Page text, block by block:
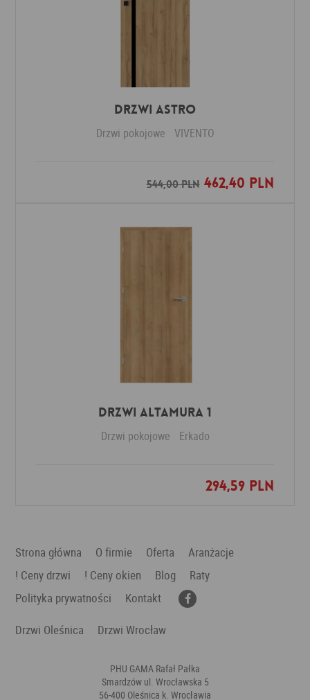
Drzwi ASTRO
Drzwi pokojowe VIVENTO
544,00 PLN462,40 PLN
Dodaj do ulubionych
Drzwi Altamura 1
Drzwi pokojowe Erkado
294,59 PLN
Dodaj do ulubionych
Strona główna O firmie Oferta
Aranżacje
! Ceny drzwi
! Ceny okien Blog
Raty
Polityka prywatności
Kontakt
Drzwi Oleśnica
Drzwi Wrocław
PHU GAMA Rafał Pałka
Smardzów ul. Wrocławska 5
56-400 Oleśnica k. Wrocławia